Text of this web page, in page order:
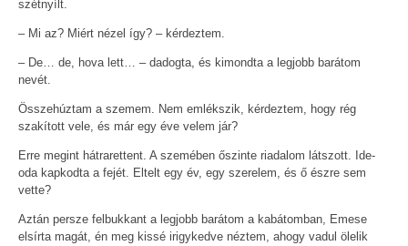
szétnyílt.
– Mi az? Miért nézel így? – kérdeztem.
– De… de, hova lett… – dadogta, és kimondta a legjobb barátom
nevét.
Összehúztam a szemem. Nem emlékszik, kérdeztem, hogy rég
szakított vele, és már egy éve velem jár?
Erre megint hátrarettent. A szemében őszinte riadalom látszott. Ide-
oda kapkodta a fejét. Eltelt egy év, egy szerelem, és ő észre sem
vette?
Aztán persze felbukkant a legjobb barátom a kabátomban, Emese
elsírta magát, én meg kissé irigykedve néztem, ahogy vadul ölelik